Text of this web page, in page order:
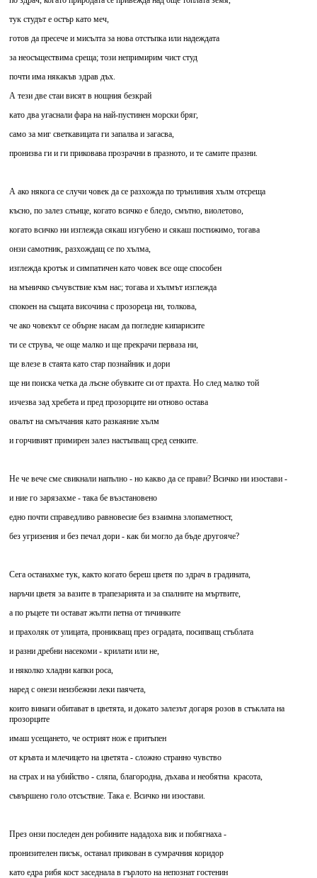
тук студът е остър като меч,
готов да пресече и мисълта за нова отстъпка или надеждата
за неосъществима среща; този непримирим чист студ
почти има някакъв здрав дъх.
А тези две стаи висят в нощния безкрай
като два угаснали фара на най-пустинен морски бряг,
само за миг светкавицата ги запалва и загасва,
пронизва ги и ги приковава прозрачни в празното, и те самите празни.
А ако някога се случи човек да се разхожда по трънливия хълм отсреща
късно, по залез слънце, когато всичко е бледо, смътно, виолетово,
когато всичко ни изглежда сякаш изгубено и сякаш постижимо, тогава
онзи самотник, разхождащ се по хълма,
изглежда кротък и симпатичен като човек все още способен
на мъничко съчувствие към нас; тогава и хълмът изглежда
спокоен на същата височина с прозореца ни, толкова,
че ако човекът се обърне насам да погледне кипарисите
ти се струва, че още малко и ще прекрачи перваза ни,
ще влезе в стаята като стар познайник и дори
ще ни поиска четка да лъсне обувките си от прахта. Но след малко той
изчезва зад хребета и пред прозорците ни отново остава
овалът на смълчания като разкаяние хълм
и горчивият примирен залез настъпващ сред сенките.
Не че вече сме свикнали напълно - но какво да се прави? Всичко ни изостави -
и ние го зарязахме - така бе възстановено
едно почти справедливо равновесие без взаимна злопаметност,
без угризения и без печал дори - как би могло да бъде другояче?
Сега останахме тук, както когато береш цветя по здрач в градината,
наръчи цветя за вазите в трапезарията и за спалните на мъртвите,
а по ръцете ти остават жълти петна от тичинките
и прахоляк от улицата, проникващ през оградата, посипващ стъблата
и разни дребни насекоми - крилати или не,
и няколко хладни капки роса,
наред с онези неизбежни леки паячета,
които винаги обитават в цветята, и докато залезът догаря розов в стъклата на
прозорците
имаш усещането, че острият нож е притъпен
от кръвта и млечицето на цветята - сложно странно чувство
на страх и на убийство - сляпа, благородна, дъхава и необятна красота,
съвършено голо отсъствие. Така е. Всичко ни изостави.
През онзи последен ден робините нададоха вик и побягнаха -
пронизителен писък, останал прикован в сумрачния коридор
като едра рибя кост заседнала в гърлото на непознат гостенин